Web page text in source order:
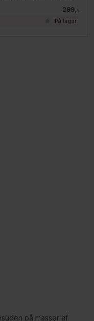
299,-
På lager
på masser af